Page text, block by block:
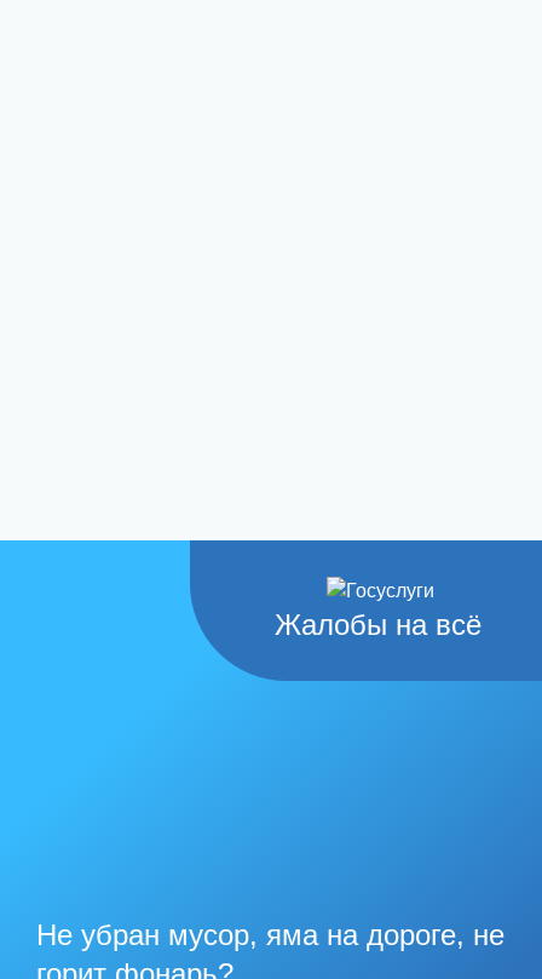
Жалобы на всё
Не убран мусор, яма на дороге, не